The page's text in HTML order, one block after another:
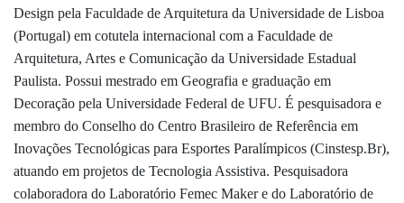
Design pela Faculdade de Arquitetura da Universidade de Lisboa
(Portugal) em cotutela internacional com a Faculdade de
Arquitetura, Artes e Comunicação da Universidade Estadual
Paulista. Possui mestrado em Geografia e graduação em
Decoração pela Universidade Federal de UFU. É pesquisadora e
membro do Conselho do Centro Brasileiro de Referência em
Inovações Tecnológicas para Esportes Paralímpicos (Cinstesp.Br),
atuando em projetos de Tecnologia Assistiva. Pesquisadora
colaboradora do Laboratório Femec Maker e do Laboratório de